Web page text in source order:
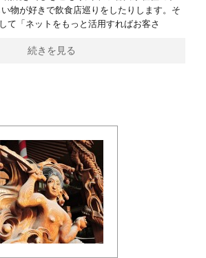
物が好きで飲食店巡りをしたりします。そ
て「ネットをもっと活用すればお客さ
続きを見る